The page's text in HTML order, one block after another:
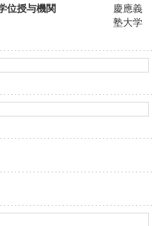
位授与機関
慶應義
塾大学